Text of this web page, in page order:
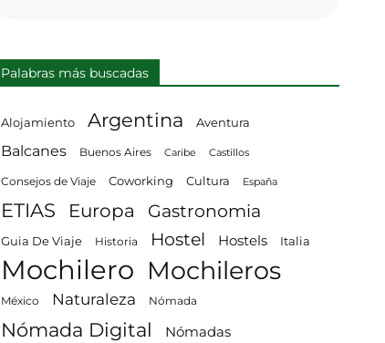
Palabras más buscadas
Alojamiento Argentina Aventura
Balcanes Buenos Aires Caribe Castillos
Consejos de Viaje Coworking Cultura España
ETIAS Europa Gastronomia
Guia De Viaje Historia Hostel Hostels Italia
Mochilero Mochileros
México Naturaleza Nómada
Nómada Digital Nómadas